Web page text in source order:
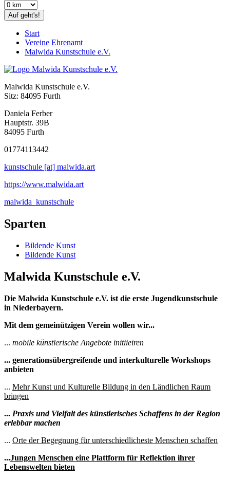
Auf geht's!
Start
Vereine Ehrenamt
Malwida Kunstschule e.V.
Malwida Kunstschule e.V.
Sitz: 84095 Furth
Daniela Ferber
Hauptstr. 39B
84095 Furth
01774113442
kunstschule [at] malwida.art
https://www.malwida.art
malwida_kunstschule
Sparten
Bildende Kunst
Bildende Kunst
Malwida Kunstschule e.V.
Die Malwida Kunstschule e.V. ist die erste Jugendkunstschule
in Niederbayern.
Mit dem gemeinützigen Verein wollen wir...
... mobile künstlerische Angebote initiieiren
... generationsübergreifende und interkulturelle Workshops
anbieten
... Mehr Kunst und Kulturelle Bildung in den Ländlichen Raum
bringen
... Praxis und Vielfalt des künstlerisches Schaffens in der Region
erlebbar machen
... Orte der Begegnung für unterschiedlicheste Menschen schaffen
...Jungen Menschen eine Plattform für Reflektion ihrer
Lebenswelten bieten